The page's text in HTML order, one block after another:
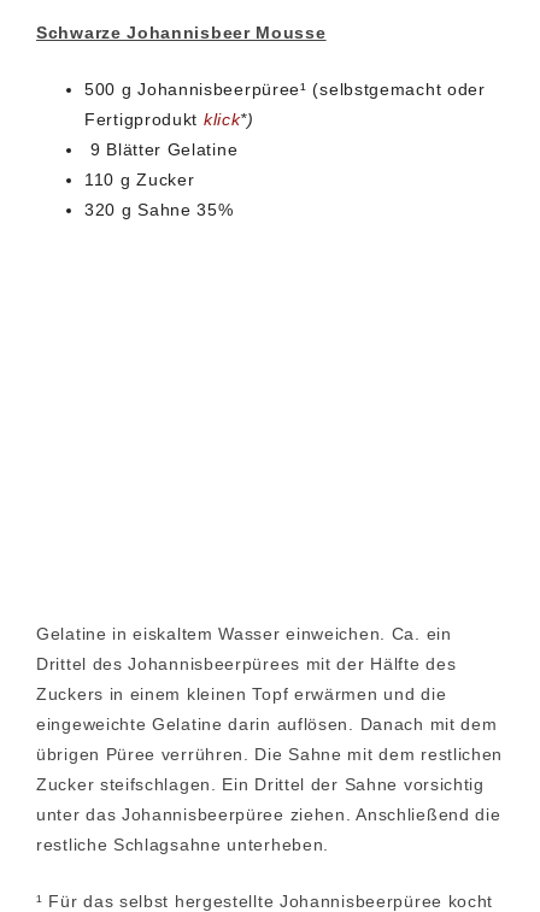
Schwarze Johannisbeer Mousse
500 g Johannisbeerpüree¹ (selbstgemacht oder
Fertigprodukt klick*)
9 Blätter Gelatine
110 g Zucker
320 g Sahne 35%
Gelatine in eiskaltem Wasser einweichen. Ca. ein
Drittel des Johannisbeerpürees mit der Hälfte des
Zuckers in einem kleinen Topf erwärmen und die
eingeweichte Gelatine darin auflösen. Danach mit dem
übrigen Püree verrühren. Die Sahne mit dem restlichen
Zucker steifschlagen. Ein Drittel der Sahne vorsichtig
unter das Johannisbeerpüree ziehen. Anschließend die
restliche Schlagsahne unterheben.
¹ Für das selbst hergestellte Johannisbeerpüree kocht